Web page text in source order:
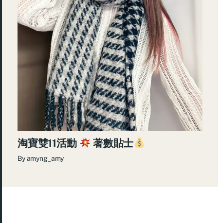
淘寶雙11活動 著數貼士
Byamyng_amy